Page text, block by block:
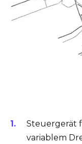
Steuergerät
variablem